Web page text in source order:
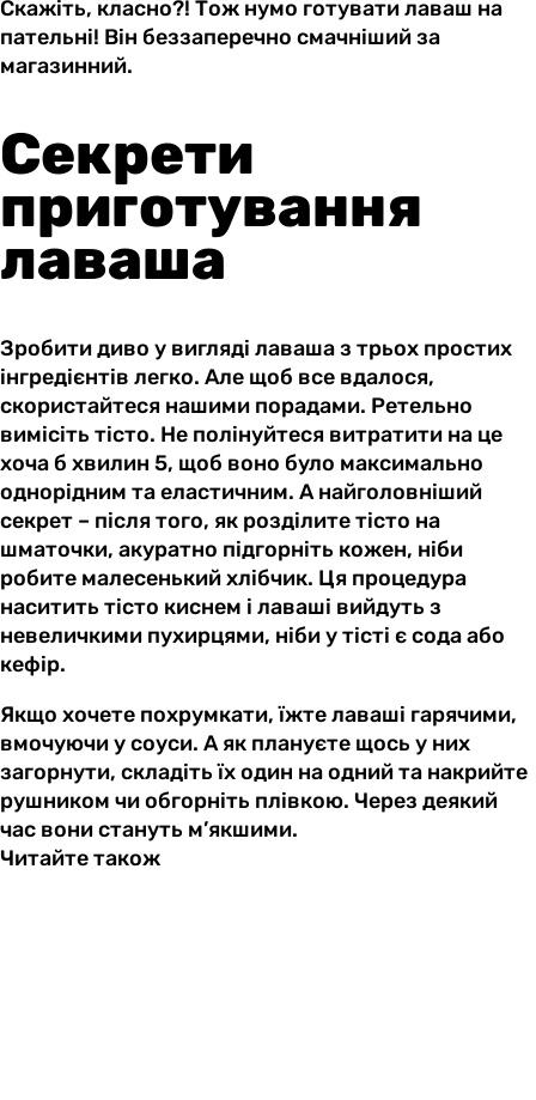
Скажіть, класно?! Тож нумо готувати лаваш на
пательні! Він беззаперечно смачніший за
магазинний.
Секрети
приготування
лаваша
Зробити диво у вигляді лаваша з трьох простих
інгредієнтів легко. Але щоб все вдалося,
скористайтеся нашими порадами. Ретельно
вимісіть тісто. Не полінуйтеся витратити на це
хоча б хвилин 5, щоб воно було максимально
однорідним та еластичним. А найголовніший
секрет – після того, як розділите тісто на
шматочки, акуратно підгорніть кожен, ніби
робите малесенький хлібчик. Ця процедура
наситить тісто киснем і лаваші вийдуть з
невеличкими пухирцями, ніби у тісті є сода або
кефір.
Якщо хочете похрумкати, їжте лаваші гарячими,
вмочуючи у соуси. А як плануєте щось у них
загорнути, складіть їх один на одний та накрийте
рушником чи обгорніть плівкою. Через деякий
час вони стануть м’якшими.
Читайте також